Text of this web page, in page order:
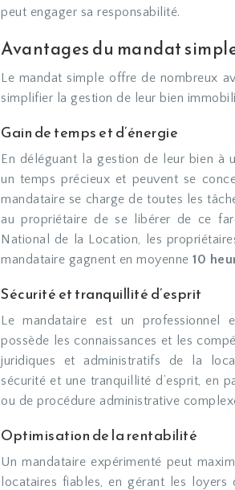
peut engager sa responsabilité.
Avantages du mandat
Le mandat simple offre de nombreux
simplifier la gestion de leur bien
Gain de temps et d’énergie
En déléguant la gestion de leur bien à
un temps précieux et peuvent se
mandataire se charge de toutes les
au propriétaire de se libérer de ce
National de la Location, les
mandataire gagnent en moyenne 10
Sécurité et tranquillité d’esprit
Le mandataire est un professionnel
possède les connaissances et les
juridiques et administratifs de la
sécurité et une tranquillité d’esprit, en
ou de procédure administrative
Optimisation de la rentabilité
Un mandataire expérimenté peut
locataires fiables, en gérant les